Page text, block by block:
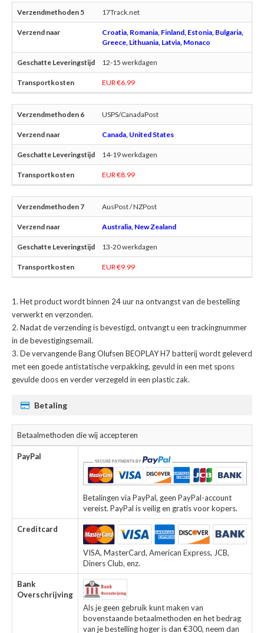
17Track.net
Croatia, Romania, Finland, Estonia, Bulgaria,
Greece, Lithuania, Latvia, Monaco
12-15 werkdagen
EUR €6.99
USPS/CanadaPost
Canada, United States
14-19 werkdagen
EUR €8.99
AusPost / NZPost
Australia, New Zealand
13-20 werkdagen
EUR €9.99
Het product wordt binnen 24 uur na ontvangst van de bestelling
verwerkt en verzonden.
Nadat de verzending is bevestigd, ontvangt u een trackingnummer
in de bevestigingsemail.
Devervangende Bang Olufsen BEOPLAY H7 batterijwordt geleverd
met een goede antistatische verpakking, gevuld in een met spons
gevulde doos en verder verzegeld in een plastic zak.
Betaling
Betaalmethoden die wij accepteren
PayPal
Betalingen via PayPal, geen PayPal-account
vereist. PayPal is veilig en gratis voor kopers.
Creditcard
VISA, MasterCard, American Express, JCB,
Diners Club, enz.
Bank
Overschrijving
Als je geen gebruik kunt maken van
bovenstaande betaalmethoden en het bedrag
van je bestelling hoger is dan €300, neem dan